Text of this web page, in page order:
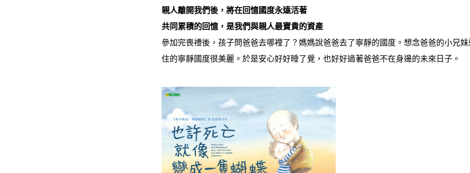
親人離開我們後，將在回憶國度永遠活著
共同累積的回憶，是我們與親人最寶貴的資產
參加完喪禮後，孩子問爸爸去哪裡了？媽媽說爸爸去了寧靜的國度。想念爸爸的小兄
住的寧靜國度很美麗。於是安心好好睡了覺，也好好過著爸爸不在身邊的未來日子。